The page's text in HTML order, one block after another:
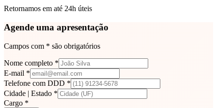
Retornamos em até 24h úteis
Agende uma apresentação
Campos com * são obrigatórios
Nome completo *
E-mail *
Telefone com DDD *
Cidade | Estado *
Cargo *